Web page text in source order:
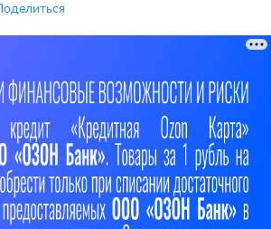
Поделиться